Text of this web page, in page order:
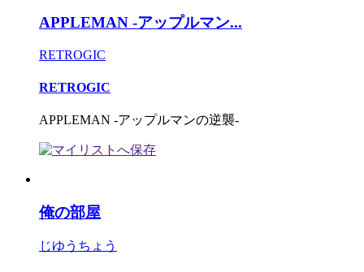
APPLEMAN -アップルマン...
RETROGIC
RETROGIC
APPLEMAN -アップルマンの逆襲-
俺の部屋
じゆうちょう